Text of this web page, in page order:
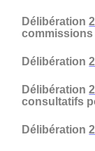
Délibération
commissions
Délibération
Délibération
consultatifs
Délibération